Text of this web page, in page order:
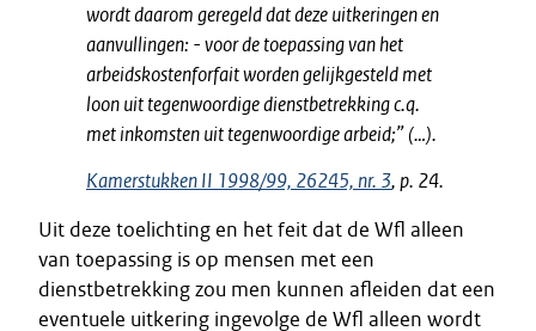
wordt daarom geregeld dat deze uitkeringen en
aanvullingen: - voor de toepassing van het
arbeidskostenforfait worden gelijkgesteld met
loon uit tegenwoordige dienstbetrekking c.q.
met inkomsten uit tegenwoordige arbeid;” (…).
Kamerstukken II 1998/99, 26245, nr. 3, p. 24.
Uit deze toelichting en het feit dat de Wfl alleen
van toepassing is op mensen met een
dienstbetrekking zou men kunnen afleiden dat een
eventuele uitkering ingevolge de Wfl alleen wordt